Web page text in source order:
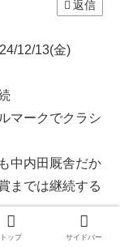
返信
12/13(金)
マークでクラシ
中内田厩舎だか
までは継続する
クラシック途中
トップ サイドバー